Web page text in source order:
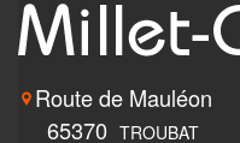
Route de Mauléon
65370 TROUBAT